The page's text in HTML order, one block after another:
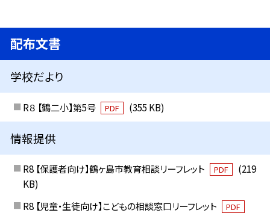
配布文書
学校だより
R８ 【鶴二小】第5号 PDF (355 KB)
情報提供
R8 【保護者向け】鶴ヶ島市教育相談リーフレット PDF
(219
KB)
R8 【児童・生徒向け】こどもの相談窓口リーフレット
PDF